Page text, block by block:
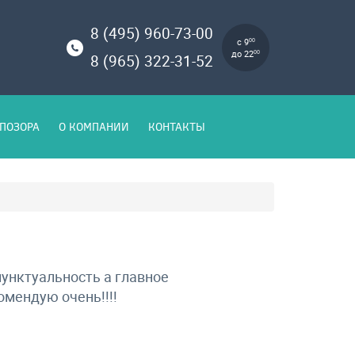
8 (495) 960-73-00
8 (965) 322-31-52
с 900
до 2200
О КОМПАНИИ КОНТАКТЫ
а главное
очень!!!!